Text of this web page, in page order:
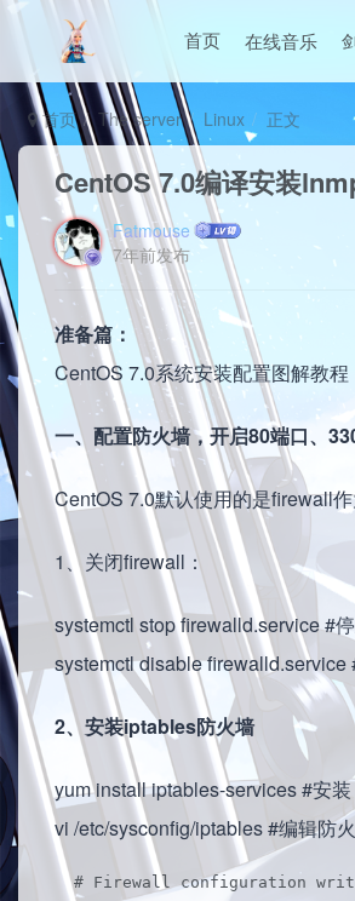
首页 在线音乐
首页 The server Linux 正文
CentOS 7.0编译安装
Fatmouse
7年前发布
准备篇：
CentOS 7.0系统安装配置图解教程
一、配置防火墙，开启80端口、
CentOS 7.0默认使用的是firewall
1、关闭firewall：
systemctl stop firewalld.service #
systemctl disable
2、安装iptables防火墙
yum install iptables-services #安装
vi /etc/sysconfig/iptables #编辑防
# Firewall configuration